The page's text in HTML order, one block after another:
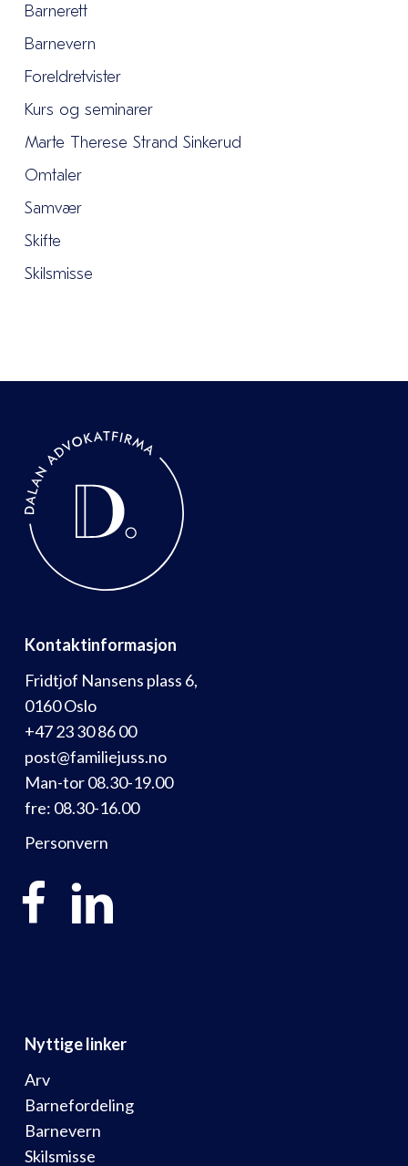
Barnerett
Barnevern
Foreldretvister
Kurs og seminarer
Marte Therese Strand Sinkerud
Omtaler
Samvær
Skifte
Skilsmisse
Kontaktinformasjon
Fridtjof Nansens plass 6,
0160 Oslo
+47 23 30 86 00
post@familiejuss.no
Man-tor 08.30-19.00
fre: 08.30-16.00
Personvern
Nyttige linker
Arv
Barnefordeling
Barnevern
Skilsmisse